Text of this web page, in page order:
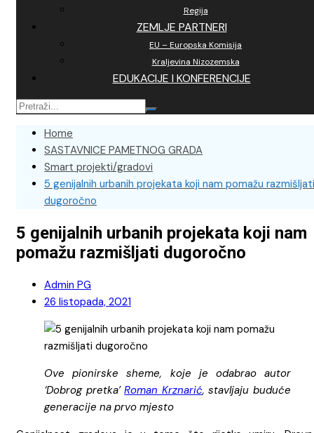
Regija
ZEMLJE PARTNERI
EU – Europska Komisija
Kraljevina Nizozemska
EDUKACIJE I KONFERENCIJE
Home
SASTAVNICE PAMETNOG GRADA
Smart projekti/gradovi
5 genijalnih urbanih projekata koji nam pomažu razmišljati
dugoročno
5 genijalnih urbanih projekata koji nam
pomažu razmišljati dugoročno
Admin PG
26 listopada, 2021
Ove pionirske sheme, koje je odabrao autor
‘Dobrog pretka’Roman Krznarić, stavljaju buduće
generacije na prvo mjesto